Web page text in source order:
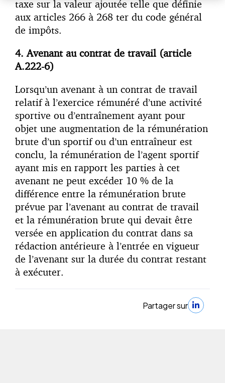
taxe sur la valeur ajoutée telle que définie
aux articles 266 à 268 ter du code général
de impôts.
4. Avenant au contrat de travail (article
A.222-6)
Lorsqu’un avenant à un contrat de travail
relatif à l’exercice rémunéré d’une activité
sportive ou d’entraînement ayant pour
objet une augmentation de la rémunération
brute d’un sportif ou d’un entraîneur est
conclu, la rémunération de l’agent sportif
ayant mis en rapport les parties à cet
avenant ne peut excéder 10 % de la
différence entre la rémunération brute
prévue par l’avenant au contrat de travail
et la rémunération brute qui devait être
versée en application du contrat dans sa
rédaction antérieure à l’entrée en vigueur
de l’avenant sur la durée du contrat restant
à exécuter.
Partager sur